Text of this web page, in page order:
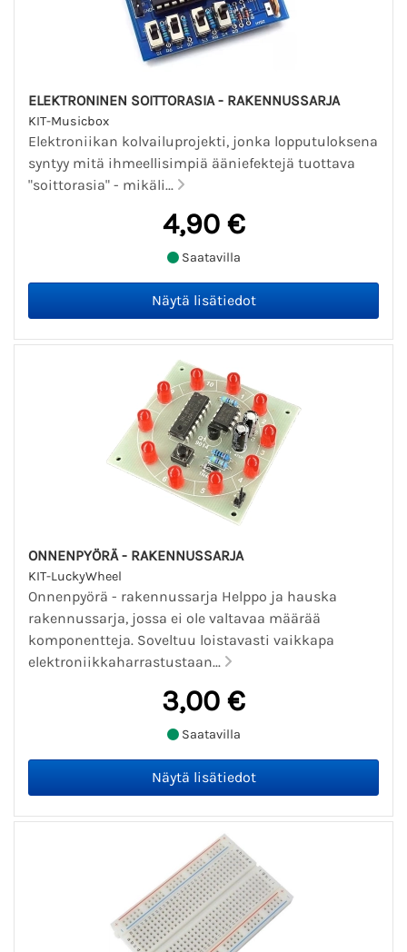
ELEKTRONINEN SOITTORASIA - RAKENNUSSARJA
KIT-Musicbox
Elektroniikan kolvailuprojekti, jonka lopputuloksena
syntyy mitä ihmeellisimpiä ääniefektejä tuottava
"soittorasia" - mikäli...
4,90 €
Saatavilla
ONNENPYÖRÄ - RAKENNUSSARJA
KIT-LuckyWheel
Onnenpyörä - rakennussarja Helppo ja hauska
rakennussarja, jossa ei ole valtavaa määrää
komponentteja. Soveltuu loistavasti vaikkapa
elektroniikkaharrastustaan...
3,00 €
Saatavilla